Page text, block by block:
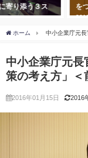
寄り添う３ス
を
ホーム 中小企業庁元
中小企業庁元長
策の考え方」＜
2016年01月15日 2016